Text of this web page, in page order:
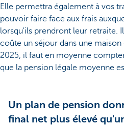
Elle permettra également à vos
pouvoir faire face aux frais
lorsqu'ils prendront leur retraite.
coûte un séjour dans une maison
2025, il faut en moyenne
que la pension légale moyenne
Un plan de pension
final net plus élevé